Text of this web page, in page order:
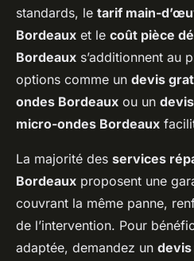
standards, le tarif main-
Bordeaux et le coût pièce
Bordeaux s’additionnent au
options comme un devis
ondes Bordeaux ou un
micro-ondes Bordeaux
La majorité des services
Bordeaux proposent une
couvrant la même panne,
de l’intervention. Pour
adaptée, demandez un devis